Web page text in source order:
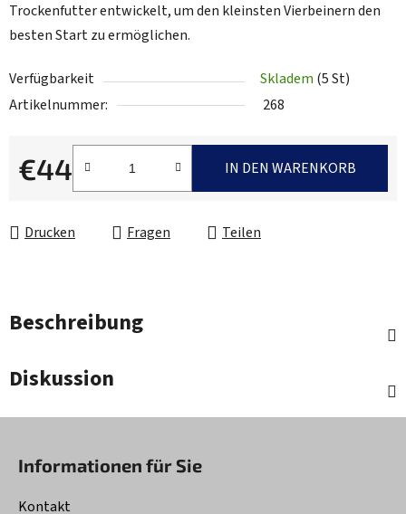
Trockenfutter entwickelt, um den kleinsten Vierbeinern den
besten Start zu ermöglichen.
Verfügbarkeit Skladem (5 St)
Artikelnummer:
268
€44
Verkaufspreis:
IN DEN WARENKORB
Drucken Fragen Teilen
Beschreibung
Diskussion
Informationen für Sie
Kontakt